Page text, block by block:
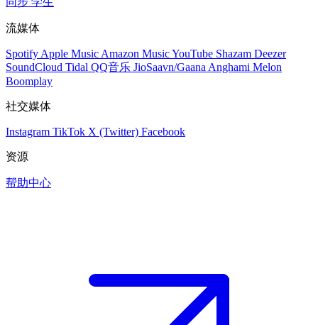
流媒体
Spotify Apple Music Amazon MusicYouTube Shazam Deezer
SoundCloud Tidal QQ音乐 JioSaavn/Gaana Anghami Melon
Boomplay
社交媒体
Instagram TikTok X (Twitter) Facebook
资源
帮助中心